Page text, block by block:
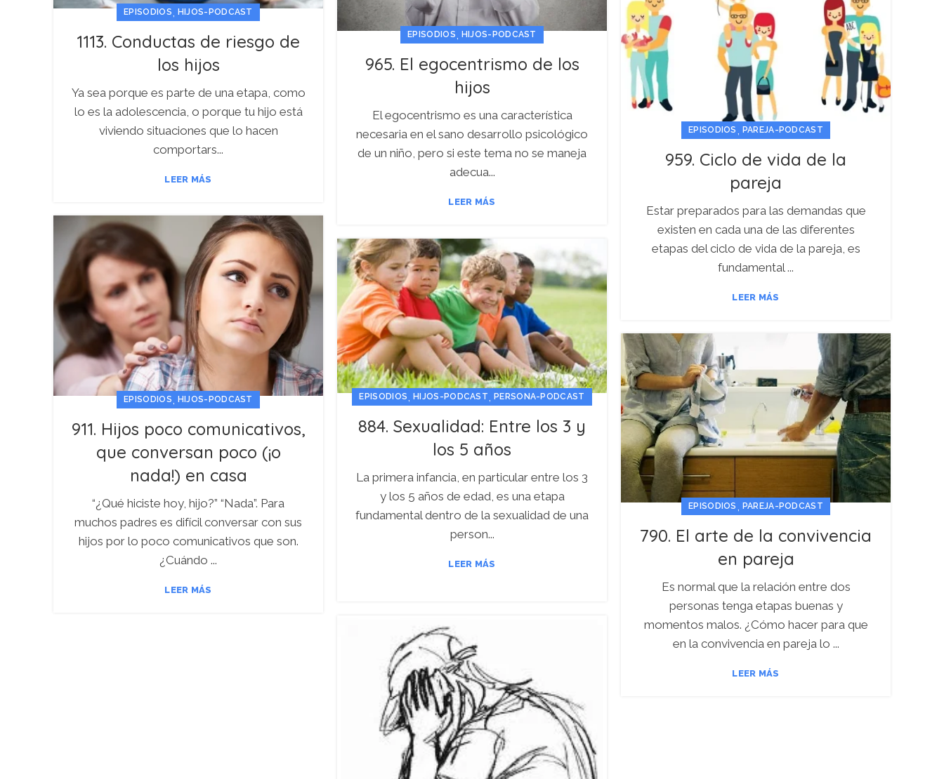
EPISODIOS HIJOS-PODCAST
1113. Conductas de riesgo de
los hijos
Ya sea porque es parte de una etapa, como
lo es la adolescencia, o porque tu hijo está
viviendo situaciones que lo hacen
comportars...
LEER MÁS
EPISODIOS, HIJOS-PODCAST
965. El egocentrismo de los
hijos
El egocentrismo es una característica
necesaria en el sano desarrollo psicológico
de un niño, pero si este tema no se maneja
adecua...
LEER MÁS
EPISODIOS PAREJA-PODCAST
959. Ciclo de vida de la
pareja
Estar preparados para las demandas que
existen en cada una de las diferentes
etapas del ciclo de vida de la pareja, es
fundamental ...
LEER MÁS
EPISODIOS HIJOS-PODCAST
911. Hijos poco comunicativos,
que conversan poco (¡o
nada!) en casa
“¿Qué hiciste hoy, hijo?” “Nada”. Para
muchos padres es difícil conversar con sus
hijos por lo poco comunicativos que son.
¿Cuándo ...
LEER MÁS
EPISODIOS ,HIJOS-PODCAST ,PERSONA-PODCAST
884. Sexualidad: Entre los 3 y
los 5 años
La primera infancia, en particular entre los 3
y los 5 años de edad, es una etapa
fundamental dentro de la sexualidad de una
person...
LEER MÁS
EPISODIOS PAREJA-PODCAST
790. El arte de la convivencia
en pareja
Es normal que la relación entre dos
personas tenga etapas buenas y
momentos malos. ¿Cómo hacer para que
en la convivencia en pareja lo ...
LEER MÁS